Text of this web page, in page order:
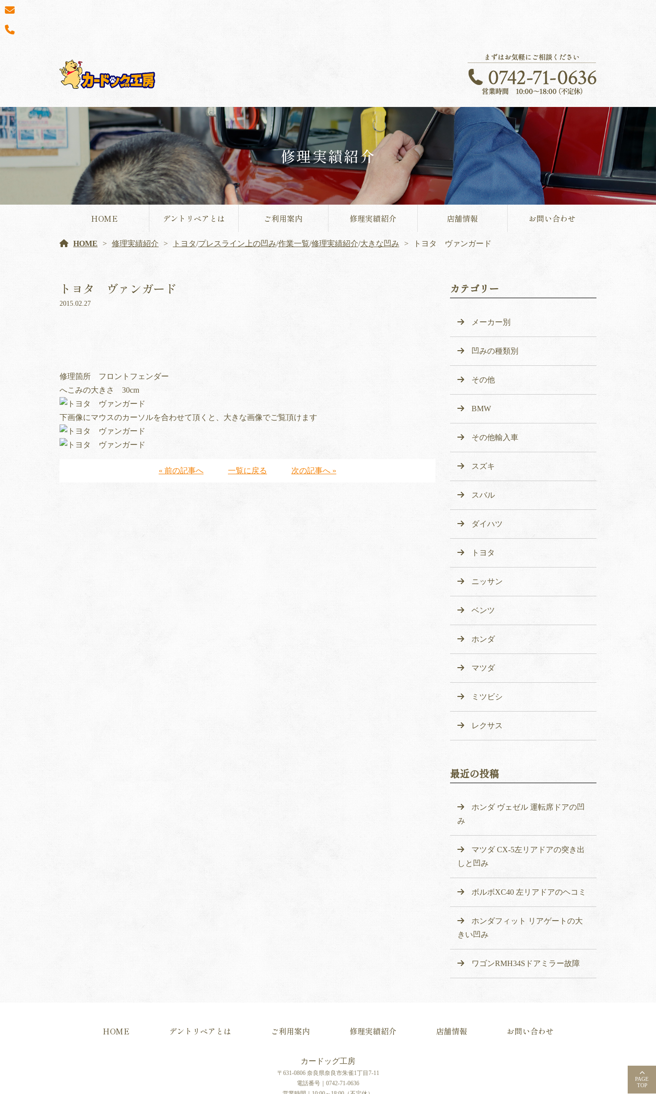
修理実績紹介
HOME デントリペアとは ご利用案内 修理実績紹介 店舗情報 お問い合わせ
HOME 修理実績紹介 トヨタ/プレスライン上の凹み/作業一覧/修理実績紹介/大きな凹み トヨタ ヴァンガード
トヨタ ヴァンガード
2015.02.27
修理箇所 フロントフェンダー
へこみの大きさ 30cm
下画像にマウスのカーソルを合わせて頂くと、大きな画像でご覧頂けます
« 前の記事へ 一覧に戻る 次の記事へ »
カテゴリー
メーカー別
凹みの種類別
その他
BMW
その他輸入車
スズキ
スバル
ダイハツ
トヨタ
ニッサン
ベンツ
ホンダ
マツダ
ミツビシ
レクサス
最近の投稿
ホンダ ヴェゼル 運転席ドアの凹
み
マツダ CX-5左リアドアの突き出
しと凹み
ボルボXC40 左リアドアのヘコミ
ホンダフィット リアゲートの大
きい凹み
ワゴンRMH34Sドアミラー故障
PAGE
TOP
HOME デントリペアとは ご利用案内 修理実績紹介 店舗情報 お問い合わせ
カードッグ工房
〒631-0806 奈良県奈良市朱雀1丁目7-11
電話番号｜0742-71-0636